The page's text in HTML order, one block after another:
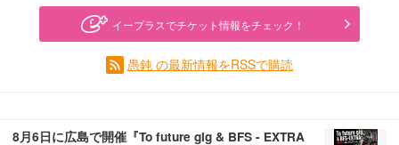
イープラスでチケット情報をチェック！
愚鈍 の最新情報をRSSで購読
8月6日に広島で開催『To future gig & BFS - EXTRA